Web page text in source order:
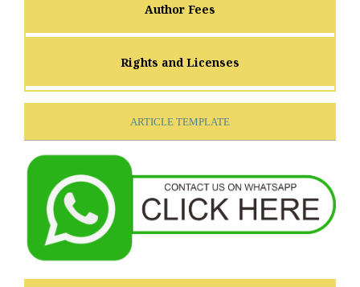
Author Fees
Rights and Licenses
ARTICLE TEMPLATE